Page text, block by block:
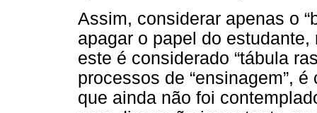
Assim, considerar apenas o
apagar o papel do
este é considerado “tábula
processos de “ensinagem”,
que ainda não foi